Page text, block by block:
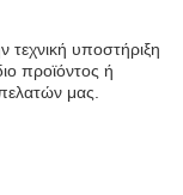
τεχνική υποστήριξη
προϊόντος ή
μας.